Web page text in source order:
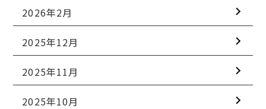
2026年2月
2025年12月
2025年11月
2025年10月